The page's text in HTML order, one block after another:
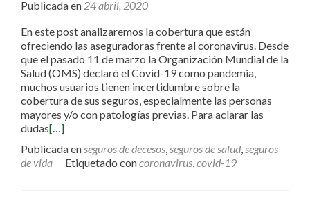
Publicada en 24 abril, 2020
En este post analizaremos la cobertura que están
ofreciendo las aseguradoras frente al coronavirus. Desde
que el pasado 11 de marzo la Organización Mundial de la
Salud (OMS) declaró el Covid-19 como pandemia,
muchos usuarios tienen incertidumbre sobre la
cobertura de sus seguros, especialmente las personas
mayores y/o con patologías previas. Para aclarar las
dudas[…]
Publicada enseguros de decesos,seguros de salud,seguros
de vida
Etiquetado concoronavirus,covid-19